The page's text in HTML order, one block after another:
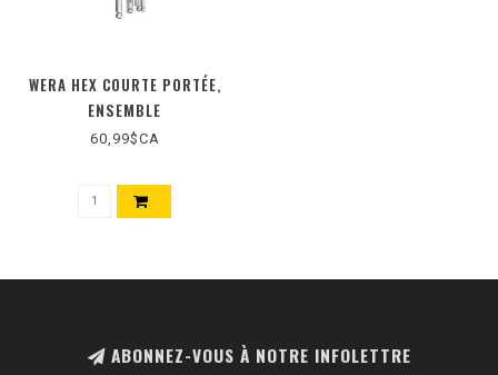
WERA HEX COURTE PORTÉE,
ENSEMBLE
60,99$CA
ABONNEZ-VOUS À NOTRE INFOLETTRE